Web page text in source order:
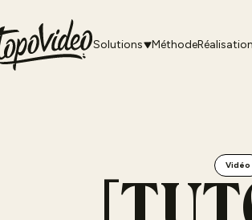
Solutions Méthode
Vidéo